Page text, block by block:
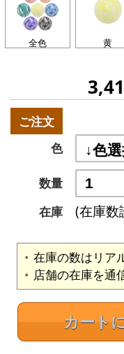
全色 黄
ご注文
色
数量
在庫
(在庫数
在庫の数はリア
店舗の在庫を通
カート